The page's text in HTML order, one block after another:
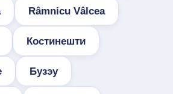
Râmnicu Vâlcea
Костинешти
Бузэу